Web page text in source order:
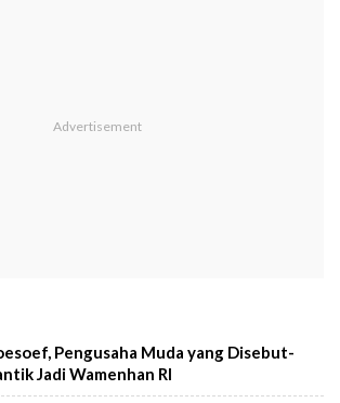
Pengusaha Muda yang Disebut-
Jadi Wamenhan RI